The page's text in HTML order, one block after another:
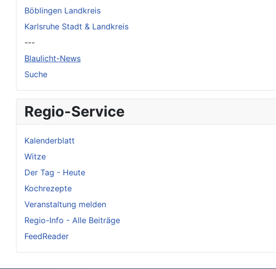
Böblingen Landkreis
Karlsruhe Stadt & Landkreis
---
Blaulicht-News
Suche
Regio-Service
Kalenderblatt
Witze
Der Tag - Heute
Kochrezepte
Veranstaltung melden
Regio-Info - Alle Beiträge
FeedReader